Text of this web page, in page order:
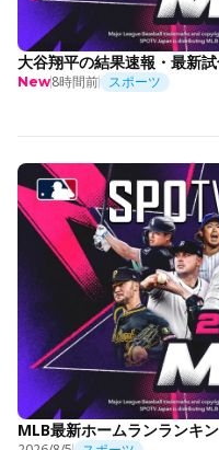
大谷翔平の結果速報・最新
New8時間前 スポーツ
MLB最新ホームランランキ